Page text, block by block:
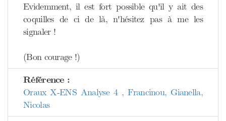
Evidemment, il est fort possible qu'il y ait des
coquilles de ci de là, n'hésitez pas à me les
signaler !
(Bon courage !)
Référence :
Oraux X-ENS Analyse 4 , Francinou, Gianella,
Nicolas